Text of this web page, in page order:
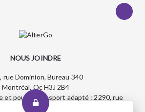
NOUS JOINDRE
rue Dominion, Bureau 340
Montréal, Qc H3J 2B4
et pour le transport adapté : 2290, rue
Workman